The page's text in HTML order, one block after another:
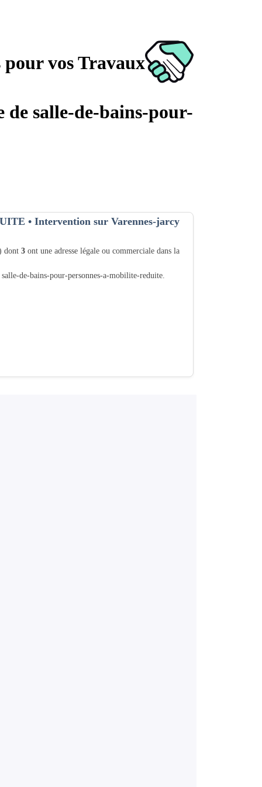
vos Travaux
salle-de-bains-pour-
• Intervention sur Varennes-jarcy
dont 3 ont une adresse légale ou commerciale dans la
de-bains-pour-personnes-a-mobilite-reduite.